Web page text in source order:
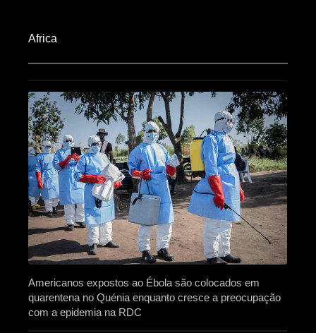
Africa​
Americanos expostos ao Ébola são colocados em
quarentena no Quénia enquanto cresce a preocupação
com a epidemia na RDC